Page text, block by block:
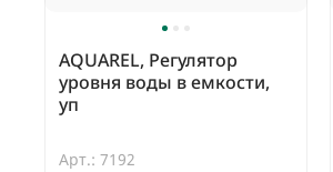
AQUAREL, Регулятор
уровня воды в емкости,
уп
Арт.: 7192